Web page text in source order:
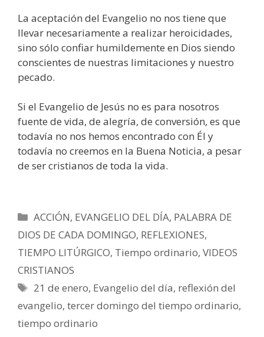
La aceptación del Evangelio no nos tiene que
llevar necesariamente a realizar heroicidades,
sino sólo confiar humildemente en Dios siendo
conscientes de nuestras limitaciones y nuestro
pecado.
Si el Evangelio de Jesús no es para nosotros
fuente de vida, de alegría, de conversión, es que
todavía no nos hemos encontrado con Él y
todavía no creemos en la Buena Noticia, a pesar
de ser cristianos de toda la vida.
Categorías
ACCIÓN, EVANGELIO DEL DÍA, PALABRA DE
DIOS DE CADA DOMINGO, REFLEXIONES,
TIEMPO LITÚRGICO, Tiempo ordinario, VIDEOS
CRISTIANOS
Etiquetas
21 de enero, Evangelio del día, reflexión del
evangelio, tercer domingo del tiempo ordinario,
tiempo ordinario